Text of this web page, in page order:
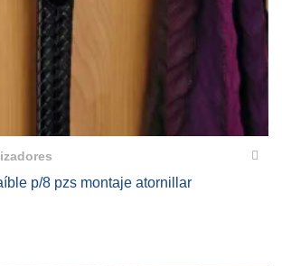
p/8 pzs montaje atornillar